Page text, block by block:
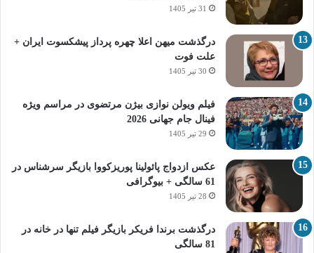
31 تیر 1405
درگذشت میهن اعلا چهره پرداز پیشکسوت ایران +
علت فوت
30 تیر 1405
فیلم ویولن نوازی بیژن مرتضوی در مراسم ویژه
فینال جام جهانی 2026
29 تیر 1405
عکس ازدواج پائولینا پوریزکووا بازیگر سرشناس در
61 سالگی + بیوگرافی
28 تیر 1405
درگذشت برندا فریکر بازیگر فیلم تنها در خانه در
81 سالگی